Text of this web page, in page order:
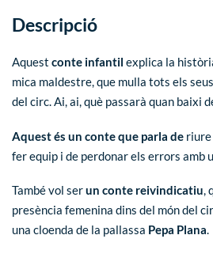
Descripció
Aquest conte infantil explica la
mica maldestre, que mulla tots els
del circ. Ai, ai, què passarà quan baixi
Aquest és un conte que parla de riure
fer equip i de perdonar els errors amb
També vol serun conte reivindicatiu,
presència femenina dins del món del
una cloenda de la pallassa Pepa Plana.